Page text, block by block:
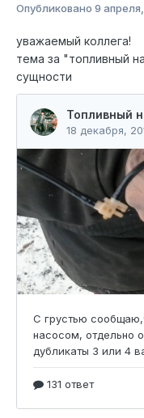
Опубликовано 9
уважаемый коллега!
тема за "топливный
сущности